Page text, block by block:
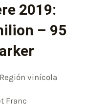
2019:
– 95
vinícola
Franc